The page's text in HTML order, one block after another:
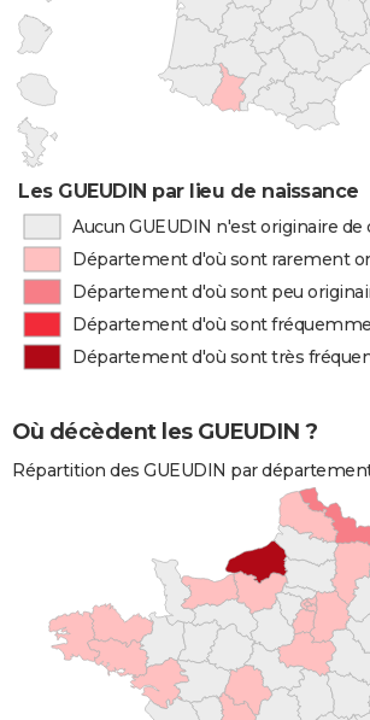
Les GUEUDIN par lieu de naissance
Aucun GUEUDIN n'est originaire
Département d'où sont rarement
Département d'où sont peu
Département d'où sont
Département d'où sont très
Où décèdent les GUEUDIN ?
Répartition des GUEUDIN par